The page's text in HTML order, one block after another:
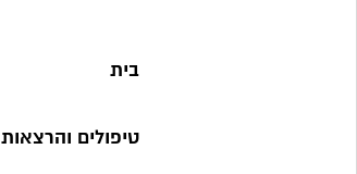
בית
טיפולים והרצאות